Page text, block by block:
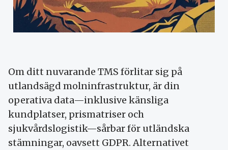
Om ditt nuvarande TMS förlitar sig på
utlandsägd molninfrastruktur, är din
operativa data—inklusive känsliga
kundplatser, prismatriser och
sjukvårdslogistik—sårbar för utländska
stämningar, oavsett GDPR. Alternativet